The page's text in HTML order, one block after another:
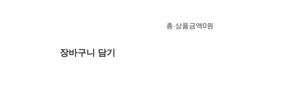
총 상품금액0원
장바구니 담기